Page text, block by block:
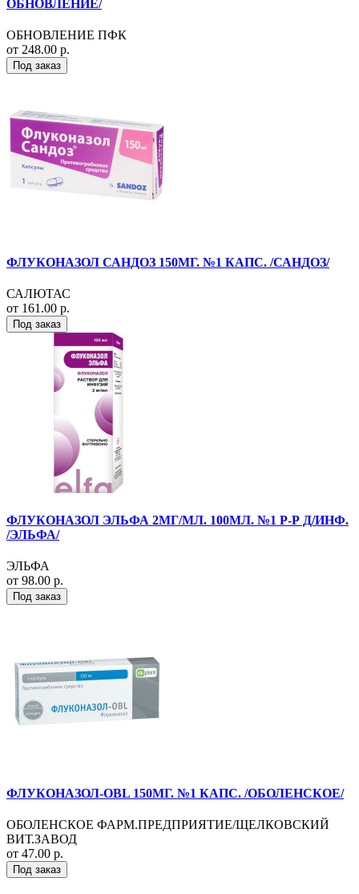
ОБНОВЛЕНИЕ/
ОБНОВЛЕНИЕ ПФК
от 248.00 р.
Под заказ
ФЛУКОНАЗОЛ САНДОЗ 150МГ. №1 КАПС. /САНДОЗ/
САЛЮТАС
от 161.00 р.
Под заказ
ФЛУКОНАЗОЛ ЭЛЬФА 2МГ/МЛ. 100МЛ. №1 Р-Р Д/ИНФ.
/ЭЛЬФА/
ЭЛЬФА
от 98.00 р.
Под заказ
ФЛУКОНАЗОЛ-OBL 150МГ. №1 КАПС. /ОБОЛЕНСКОЕ/
ОБОЛЕНСКОЕ ФАРМ.ПРЕДПРИЯТИЕ/ЩЕЛКОВСКИЙ
ВИТ.ЗАВОД
от 47.00 р.
Под заказ